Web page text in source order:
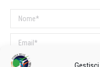
Nome *
Email *
Sito web